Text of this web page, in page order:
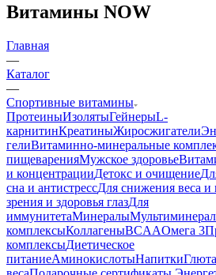
Витамины NOW
Главная
—
Каталог
—
Спортивные витамины
ПротеиныИзолятыГейнерыL-
карнитинКреатиныЖиросжигатели
гелиВитаминно-минеральные
пищеваренияМужское здоровье
и концентрацииДетокс и очищение
сна и антистрессДля снижения веса и
зрения и здоровья глазДля
иммунитетаМинералы
комплексыКоллагеныBCAAОмега 3
комплексыДиетическое
питаниеАминокислотыНапитки